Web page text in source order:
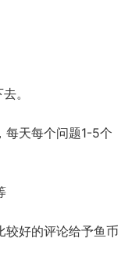
。
每天每个问题1-5个
较好的评论给予鱼币